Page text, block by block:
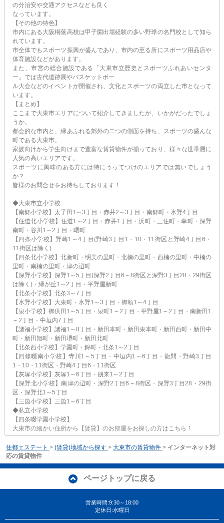
の分治安や交通アクセスなども良く
なっています。
【その他の特色】
市内にある大阪桐蔭高校は甲子園出場経験の多い野球の名門校として知ら
れています。
市全体でもスポーツ振興が盛んであり、市内の至る所にスポーツ用品店や
体育施設などがあります。
また、市営の総合施設である「大東市立歴史とスポーツふれあいセンタ
ー」では古代遺跡展やバスケットボー
ル大会などのイベントが開催され、文化とスポーツの両立した市となって
います。
【まとめ】
ここまで大東市エリアについて紹介してきましたが、いかがだったでしょ
うか。
都会的な市内と、緑あふれる郊外の二つの側面を持ち、スポーツの盛んな
町である大東市。
家族向けから学生向けまで豊富な賃貸物件が揃っており、様々な世帯層に
人気の高いエリアです。
スポーツに興味のある方には特にうってつけのエリアでは無いでしょう
か？
皆様のお問合せをお待ちしております！
◆大東市立小学校
【南郷小学校】太子田1～3丁目・赤井2～3丁目・南郷町・氷野4丁目
【住道北小学校】住道1～2丁目・赤井1丁目・浜町・三住町・幸町・深野
南町・谷川1～2丁目・曙町
【四条小学校】野崎1～4丁目(野崎3丁目1・10・11街区と野崎4丁目6・
11街区は除く)
【四条北小学校】北新町・明美の里町・北楠の里町・西楠の里町・中楠の
里町・南楠の里町・津の辺町
【深野小学校】深野1～5丁目(深野2丁目6～8街区と深野3丁目28・29街区
は除く)・緑が丘1～2丁目・平野屋新町
【北条小学校】北条3～7丁目
【氷野小学校】大東町・氷野1～3丁目・御領1～4丁目
【泉小学校】御供田1～5丁目・泉町1～2丁目・平野屋1～2丁目・南新田1
～2丁目・中垣内7丁目
【諸福小学校】諸福1～8丁目・新田本町・新田東本町・新田西町・新田中
町・新田旭町・新田堺町・新田北町
【北条西小学校】学園町・錦町・北条1～2丁目
【四條畷南小学校】寺川1～5丁目・中垣内1～6丁目・龍間・野崎3丁目
1・10・11街区・野崎4丁目6・11街区
【灰塚小学校】灰塚1～6丁目・朋来1～2丁目
【深野北小学校】南津の辺町・深野2丁目6～8街区・深野3丁目28・29街
区・深野北1～5丁目
【三箇小学校】三箇1～6丁目
◆私立小学校
【四条畷学園小学校】
大東市の細かい住所から【賃貸】のお部屋をお探しの方はこちら！
住都エステート > (賃貸)地域から探す > 大東市の賃貸物件 > インターネット対
応の賃貸物件
ページトップに戻る
営業時間:9:30～18:00
定休日:水曜日